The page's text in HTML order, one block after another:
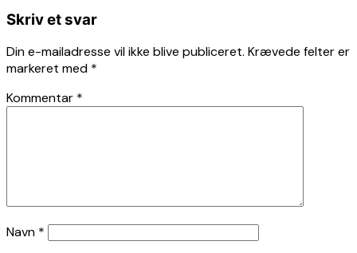
Skriv et svar
Din e-mailadresse vil ikke blive publiceret. Krævede felter er
markeret med *
Kommentar *
Navn *